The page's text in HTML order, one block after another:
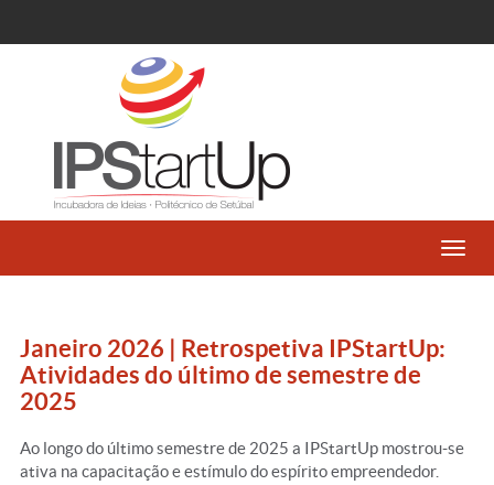
Janeiro 2026 | Retrospetiva IPStartUp:
Atividades do último de semestre de
2025
Ao longo do último semestre de 2025 a IPStartUp mostrou-se
ativa na capacitação e estímulo do espírito empreendedor.